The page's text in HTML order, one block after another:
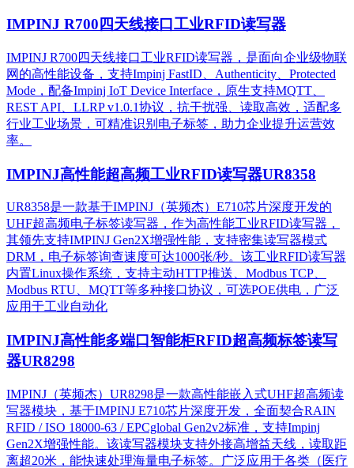
IMPINJ R700四天线接口工业RFID读写器
IMPINJ R700四天线接口工业RFID读写器，是面向企业级物联
网的高性能设备，支持Impinj FastID、Authenticity、Protected
Mode，配备Impinj IoT Device Interface，原生支持MQTT、
REST API、LLRP v1.0.1协议，抗干扰强、读取高效，适配多
行业工业场景，可精准识别电子标签，助力企业提升运营效
率。
IMPINJ高性能超高频工业RFID读写器UR8358
UR8358是一款基于IMPINJ（英频杰）E710芯片深度开发的
UHF超高频电子标签读写器，作为高性能工业RFID读写器，
其领先支持IMPINJ Gen2X增强性能，支持密集读写器模式
DRM，电子标签询查速度可达1000张/秒。该工业RFID读写器
内置Linux操作系统，支持主动HTTP推送、Modbus TCP、
Modbus RTU、MQTT等多种接口协议，可选POE供电，广泛
应用于工业自动化
IMPINJ高性能多端口智能柜RFID超高频标签读写
器UR8298
IMPINJ（英频杰）UR8298是一款高性能嵌入式UHF超高频读
写器模块，基于IMPINJ E710芯片深度开发，全面契合RAIN
RFID / ISO 18000-63 / EPCglobal Gen2v2标准，支持Impinj
Gen2X增强性能。该读写器模块支持外接高增益天线，读取距
离超20米，能快速处理海量电子标签。广泛应用于各类（医疗